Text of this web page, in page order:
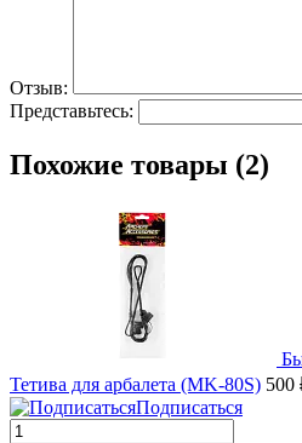
Отзыв:
Представьтесь:
Похожие товары (2)
Тетива для арбалета (MK-80S) 500
Подписаться